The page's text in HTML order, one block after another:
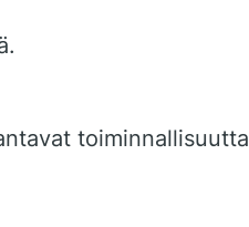
toiminnallisuutta